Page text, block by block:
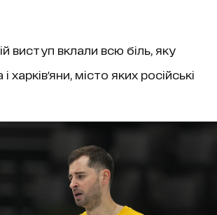
виступ вклали всю біль, яку
місто яких російські